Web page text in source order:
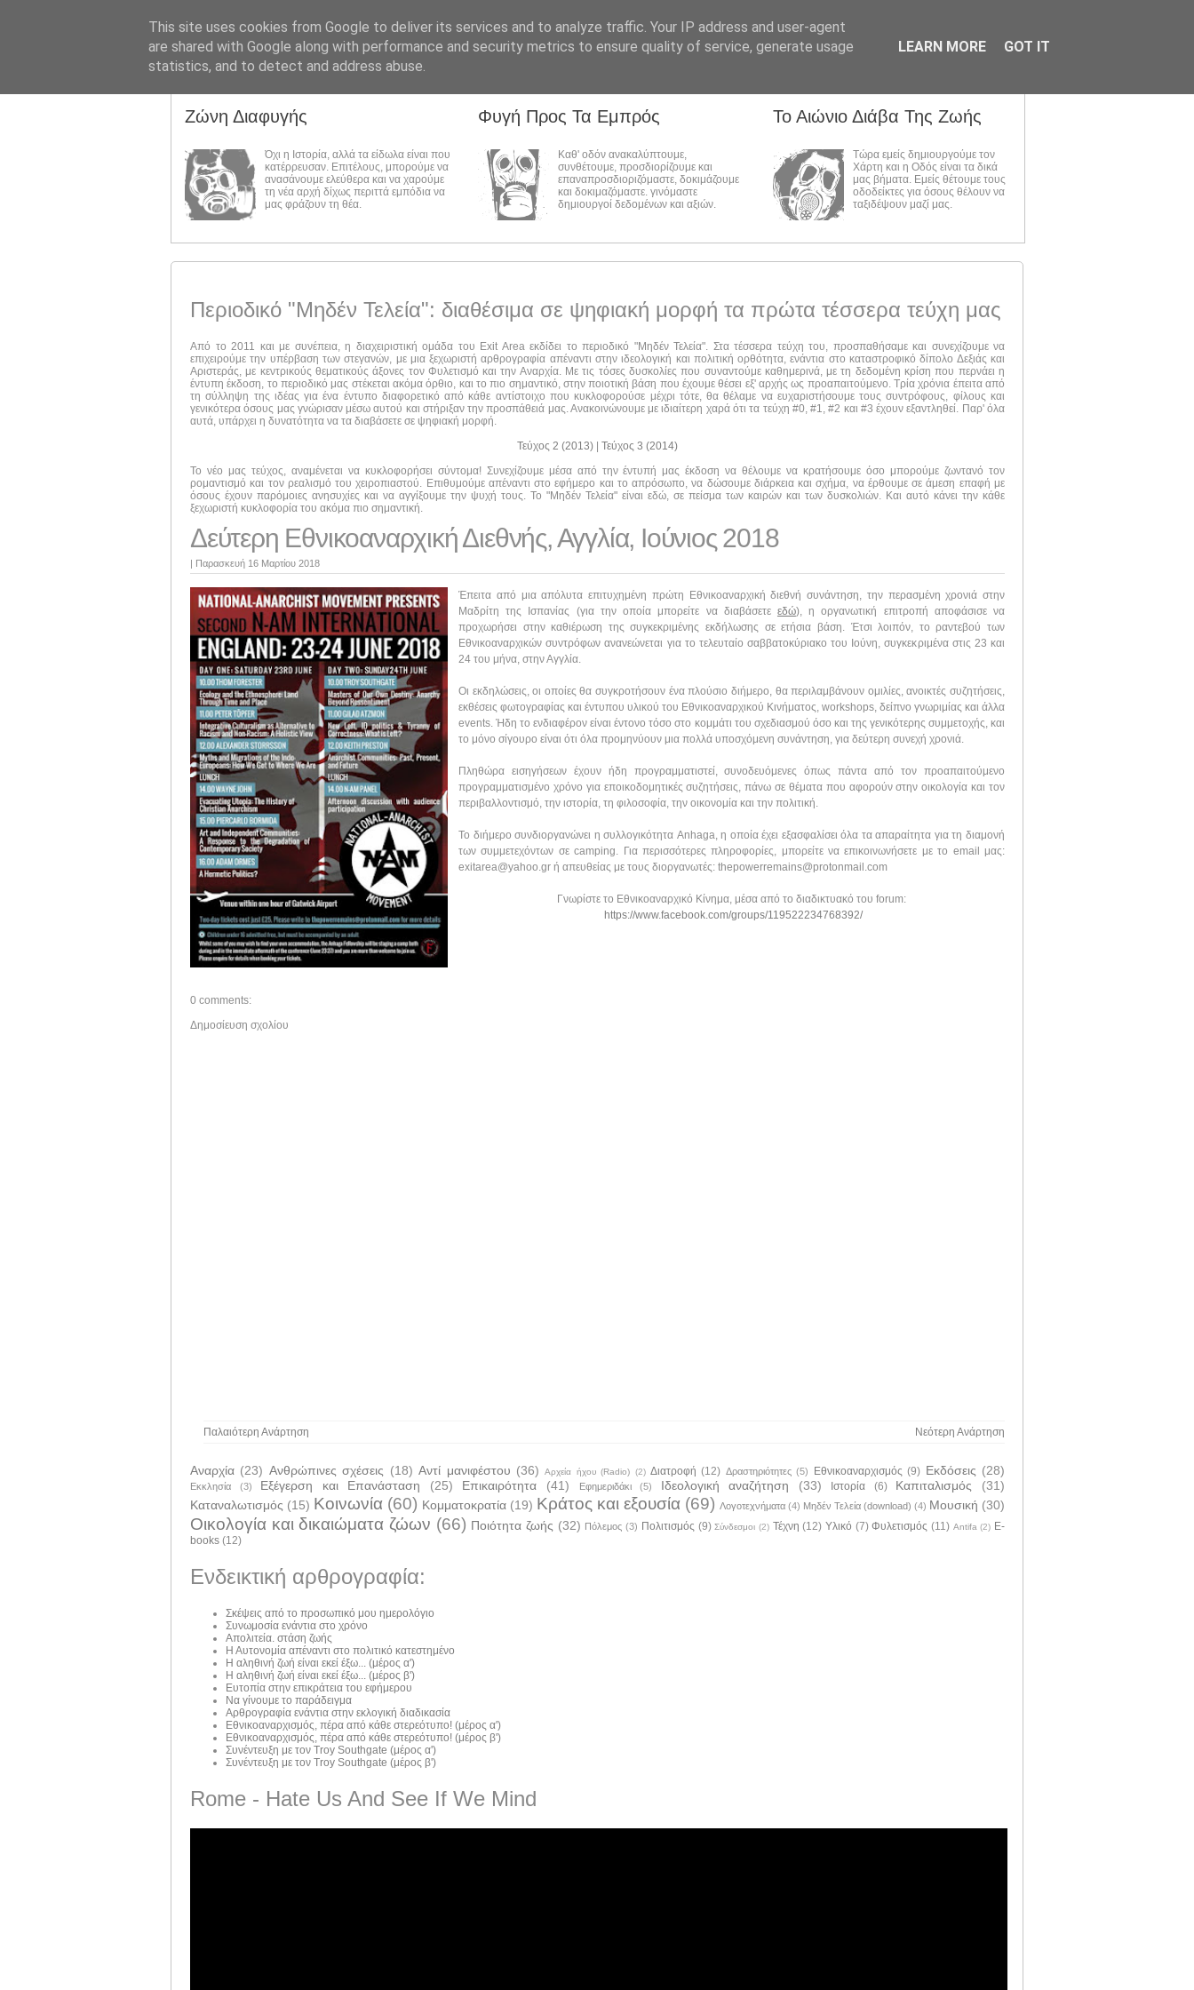
Ζώνη Διαφυγής
Όχι η Ιστορία, αλλά τα είδωλα είναι που
κατέρρευσαν. Επιτέλους, μπορούμε να
ανασάνουμε ελεύθερα και να χαρούμε
τη νέα αρχή δίχως περιττά εμπόδια να
μας φράζουν τη θέα.
Φυγή Προς Τα Εμπρός
Καθ' οδόν ανακαλύπτουμε,
συνθέτουμε, προσδιορίζουμε και
επαναπροσδιοριζόμαστε, δοκιμάζουμε
και δοκιμαζόμαστε. γινόμαστε
δημιουργοί δεδομένων και αξιών.
Το Αιώνιο Διάβα Της Ζωής
Τώρα εμείς δημιουργούμε τον
Χάρτη και η Οδός είναι τα δικά
μας βήματα. Εμείς θέτουμε τους
οδοδείκτες για όσους θέλουν να
ταξιδέψουν μαζί μας.
Περιοδικό "Μηδέν Τελεία": διαθέσιμα σε ψηφιακή μορφή τα πρώτα τέσσερα τεύχη μας
Από το 2011 και με συνέπεια, η διαχειριστική ομάδα του Exit Area εκδίδει το περιοδικό "Μηδέν Τελεία". Στα τέσσερα τεύχη του, προσπαθήσαμε και συνεχίζουμε να
επιχειρούμε την υπέρβαση των στεγανών, με μια ξεχωριστή αρθρογραφία απέναντι στην ιδεολογική και πολιτική ορθότητα, ενάντια στο καταστροφικό δίπολο Δεξιάς και
Αριστεράς, με κεντρικούς θεματικούς άξονες τον Φυλετισμό και την Αναρχία. Με τις τόσες δυσκολίες που συναντούμε καθημερινά, με τη δεδομένη κρίση που περνάει η
έντυπη έκδοση, το περιοδικό μας στέκεται ακόμα όρθιο, και το πιο σημαντικό, στην ποιοτική βάση που έχουμε θέσει εξ' αρχής ως προαπαιτούμενο. Τρία χρόνια έπειτα από
τη σύλληψη της ιδέας για ένα έντυπο διαφορετικό από κάθε αντίστοιχο που κυκλοφορούσε μέχρι τότε, θα θέλαμε να ευχαριστήσουμε τους συντρόφους, φίλους και
γενικότερα όσους μας γνώρισαν μέσω αυτού και στήριξαν την προσπάθειά μας. Ανακοινώνουμε με ιδιαίτερη χαρά ότι τα τεύχη #0, #1, #2 και #3 έχουν εξαντληθεί. Παρ' όλα
αυτά, υπάρχει η δυνατότητα να τα διαβάσετε σε ψηφιακή μορφή.
Τεύχος 2 (2013) | Τεύχος 3 (2014)
Το νέο μας τεύχος, αναμένεται να κυκλοφορήσει σύντομα! Συνεχίζουμε μέσα από την έντυπή μας έκδοση να θέλουμε να κρατήσουμε όσο μπορούμε ζωντανό τον
ρομαντισμό και τον ρεαλισμό του χειροπιαστού. Επιθυμούμε απέναντι στο εφήμερο και το απρόσωπο, να δώσουμε διάρκεια και σχήμα, να έρθουμε σε άμεση επαφή με
όσους έχουν παρόμοιες ανησυχίες και να αγγίξουμε την ψυχή τους. Το "Μηδέν Τελεία" είναι εδώ, σε πείσμα των καιρών και των δυσκολιών. Και αυτό κάνει την κάθε
ξεχωριστή κυκλοφορία του ακόμα πιο σημαντική.
Δεύτερη Εθνικοαναρχική Διεθνής, Αγγλία, Ιούνιος 2018
| Παρασκευή 16 Μαρτίου 2018
Έπειτα από μια απόλυτα επιτυχημένη πρώτη Εθνικοαναρχική διεθνή συνάντηση, την περασμένη χρονιά στην
Μαδρίτη της Ισπανίας (για την οποία μπορείτε να διαβάσετε εδώ), η οργανωτική επιτροπή αποφάσισε να
προχωρήσει στην καθιέρωση της συγκεκριμένης εκδήλωσης σε ετήσια βάση. Έτσι λοιπόν, το ραντεβού των
Εθνικοαναρχικών συντρόφων ανανεώνεται για το τελευταίο σαββατοκύριακο του Ιούνη, συγκεκριμένα στις 23 και
24 του μήνα, στην Αγγλία.
Οι εκδηλώσεις, οι οποίες θα συγκροτήσουν ένα πλούσιο διήμερο, θα περιλαμβάνουν ομιλίες, ανοικτές συζητήσεις,
εκθέσεις φωτογραφίας και έντυπου υλικού του Εθνικοαναρχικού Κινήματος, workshops, δείπνο γνωριμίας και άλλα
events. Ήδη το ενδιαφέρον είναι έντονο τόσο στο κομμάτι του σχεδιασμού όσο και της γενικότερης συμμετοχής, και
το μόνο σίγουρο είναι ότι όλα προμηνύουν μια πολλά υποσχόμενη συνάντηση, για δεύτερη συνεχή χρονιά.
Πληθώρα εισηγήσεων έχουν ήδη προγραμματιστεί, συνοδευόμενες όπως πάντα από τον προαπαιτούμενο
προγραμματισμένο χρόνο για εποικοδομητικές συζητήσεις, πάνω σε θέματα που αφορούν στην οικολογία και τον
περιβαλλοντισμό, την ιστορία, τη φιλοσοφία, την οικονομία και την πολιτική.
Το διήμερο συνδιοργανώνει η συλλογικότητα Anhaga, η οποία έχει εξασφαλίσει όλα τα απαραίτητα για τη διαμονή
των συμμετεχόντων σε camping. Για περισσότερες πληροφορίες, μπορείτε να επικοινωνήσετε με το email μας:
exitarea@yahoo.gr ή απευθείας με τους διοργανωτές: thepowerremains@protonmail.com
Γνωρίστε το Εθνικοαναρχικό Κίνημα, μέσα από το διαδικτυακό του forum:
https://www.facebook.com/groups/119522234768392/
0 comments:
Δημοσίευση σχολίου
Νεότερη Ανάρτηση
Παλαιότερη Ανάρτηση
Αναρχία (23) Ανθρώπινες σχέσεις (18) Αντί μανιφέστου (36) Αρχεία ήχου (Radio) (2) Διατροφή (12) Δραστηριότητες (5) Εθνικοαναρχισμός (9) Εκδόσεις (28)
Εκκλησία (3) Εξέγερση και Επανάσταση (25) Επικαιρότητα (41) Εφημεριδάκι (5) Ιδεολογική αναζήτηση (33) Ιστορία (6) Καπιταλισμός
(31)
Καταναλωτισμός (15) Κοινωνία (60) Κομματοκρατία (19) Κράτος και εξουσία (69) Λογοτεχνήματα (4) Μηδέν Τελεία (download) (4) Μουσική (30)
Οικολογία και δικαιώματα ζώων (66) Ποιότητα ζωής (32) Πόλεμος (3) Πολιτισμός (9) Σύνδεσμοι (2) Τέχνη (12) Υλικό (7) Φυλετισμός (11) Antifa (2) E-
books (12)
Ενδεικτική αρθρογραφία:
Σκέψεις από το προσωπικό μου ημερολόγιο
Συνωμοσία ενάντια στο χρόνο
Απολιτεία. στάση ζωής
Η Αυτονομία απέναντι στο πολιτικό κατεστημένο
Η αληθινή ζωή είναι εκεί έξω... (μέρος α')
Η αληθινή ζωή είναι εκεί έξω... (μέρος β')
Ευτοπία στην επικράτεια του εφήμερου
Να γίνουμε το παράδειγμα
Αρθρογραφία ενάντια στην εκλογική διαδικασία
Εθνικοαναρχισμός, πέρα από κάθε στερεότυπο! (μέρος α')
Εθνικοαναρχισμός, πέρα από κάθε στερεότυπο! (μέρος β')
Συνέντευξη με τον Troy Southgate (μέρος α')
Συνέντευξη με τον Troy Southgate (μέρος β')
Rome - Hate Us And See If We Mind
This site uses cookies from Google to deliver its services and to analyze traffic. Your IP address and user-agent
are shared with Google along with performance and security metrics to ensure quality of service, generate usage
statistics, and to detect and address abuse.
LEARN MORE GOT IT